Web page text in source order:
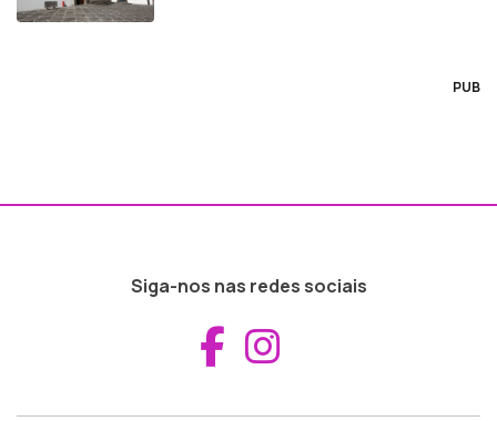
PUB
Siga-nos nas redes sociais
Aceder ao